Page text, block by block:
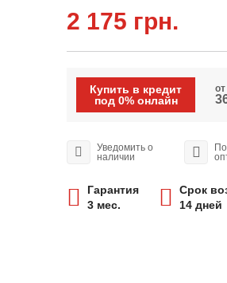
2 175 грн.
Купить в кредит
под 0% онлайн
от
Уведомить о
наличии
Гарантия
3 мес.
Срок
14 дней